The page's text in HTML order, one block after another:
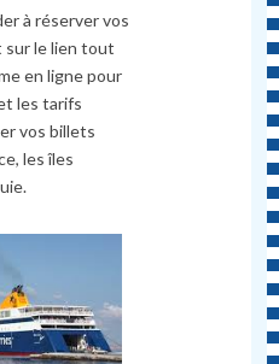
à réserver vos
sur le lien tout
en ligne pour
les tarifs
vos billets
les îles